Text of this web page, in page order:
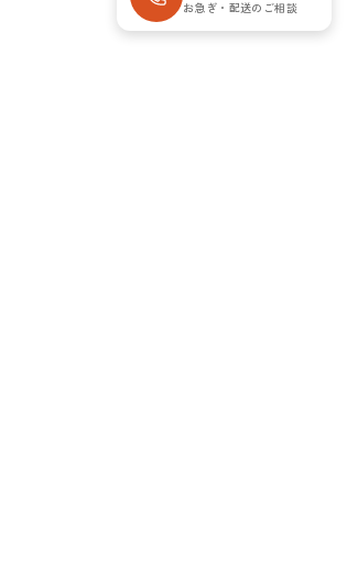
お急ぎ・配送のご相談